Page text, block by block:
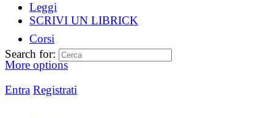
Leggi
SCRIVI UN LIBRICK
Corsi
More options
Entra Registrati
Search for: